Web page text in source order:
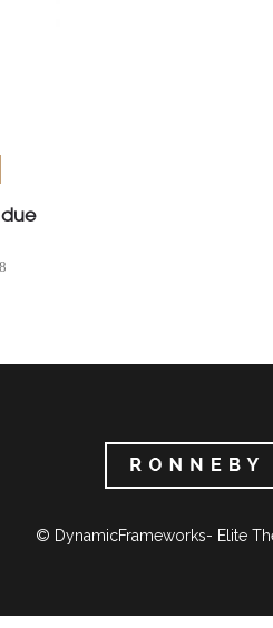
© DynamicFrameworks- Elite